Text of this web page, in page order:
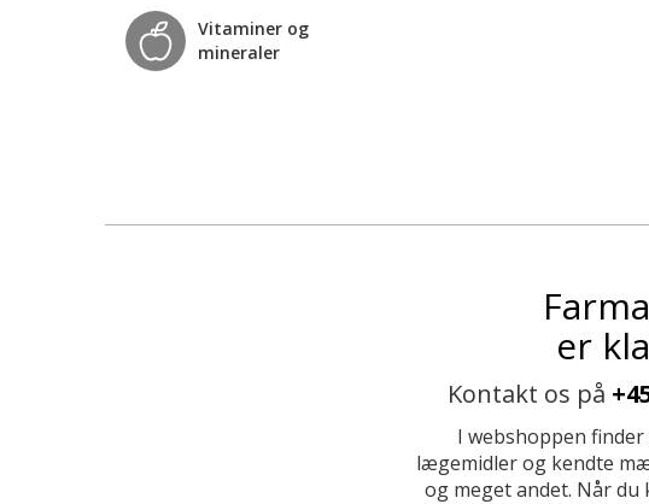
Vitaminer og
mineraler
er
Kontakt os på
I webshoppen
lægemidler og kendte
og meget andet. Når du